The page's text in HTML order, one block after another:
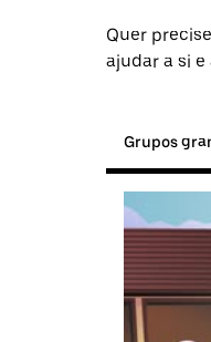
Quer
ajudar a si
Grupos